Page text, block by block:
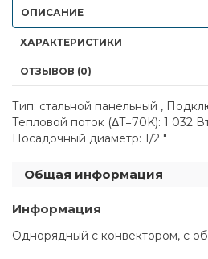
ОПИСАНИЕ
ХАРАКТЕРИСТИКИ
ОТЗЫВОВ (0)
Тип: стальной панельный ,
Тепловой поток (ΔT=70K): 1 032
Посадочный диаметр: 1/2 "
Общая информация
Информация
Однорядный с конвектором, с